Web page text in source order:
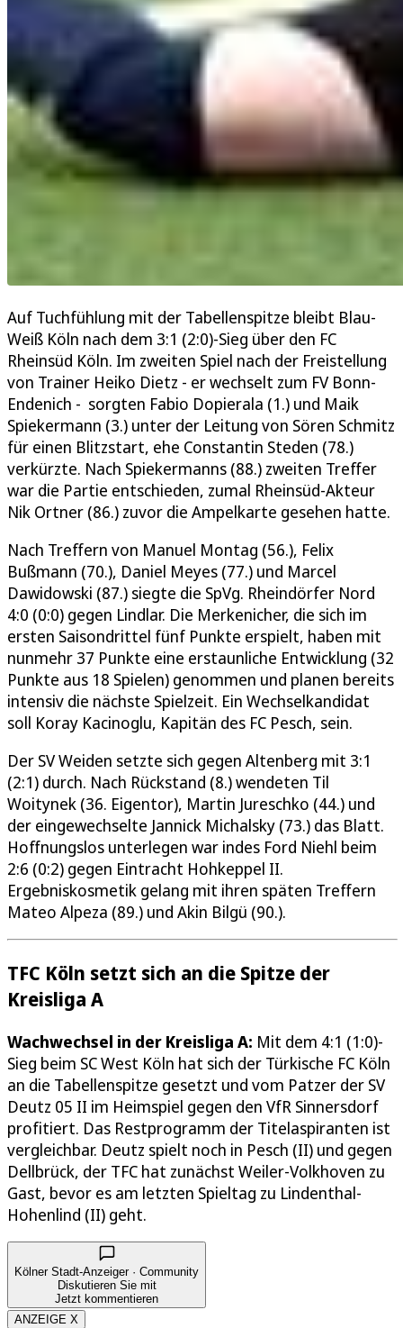
Auf Tuchfühlung mit der Tabellenspitze bleibt Blau-
Weiß Köln nach dem 3:1 (2:0)-Sieg über den FC
Rheinsüd Köln. Im zweiten Spiel nach der Freistellung
von Trainer Heiko Dietz - er wechselt zum FV Bonn-
Endenich - sorgten Fabio Dopierala (1.) und Maik
Spiekermann (3.) unter der Leitung von Sören Schmitz
für einen Blitzstart, ehe Constantin Steden (78.)
verkürzte. Nach Spiekermanns (88.) zweiten Treffer
war die Partie entschieden, zumal Rheinsüd-Akteur
Nik Ortner (86.) zuvor die Ampelkarte gesehen hatte.
Nach Treffern von Manuel Montag (56.), Felix
Bußmann (70.), Daniel Meyes (77.) und Marcel
Dawidowski (87.) siegte die SpVg. Rheindörfer Nord
4:0 (0:0) gegen Lindlar. Die Merkenicher, die sich im
ersten Saisondrittel fünf Punkte erspielt, haben mit
nunmehr 37 Punkte eine erstaunliche Entwicklung (32
Punkte aus 18 Spielen) genommen und planen bereits
intensiv die nächste Spielzeit. Ein Wechselkandidat
soll Koray Kacinoglu, Kapitän des FC Pesch, sein.
Der SV Weiden setzte sich gegen Altenberg mit 3:1
(2:1) durch. Nach Rückstand (8.) wendeten Til
Woitynek (36. Eigentor), Martin Jureschko (44.) und
der eingewechselte Jannick Michalsky (73.) das Blatt.
Hoffnungslos unterlegen war indes Ford Niehl beim
2:6 (0:2) gegen Eintracht Hohkeppel II.
Ergebniskosmetik gelang mit ihren späten Treffern
Mateo Alpeza (89.) und Akin Bilgü (90.).
TFC Köln setzt sich an die Spitze der
Kreisliga A
Wachwechsel in der Kreisliga A: Mit dem 4:1 (1:0)-
Sieg beim SC West Köln hat sich der Türkische FC Köln
an die Tabellenspitze gesetzt und vom Patzer der SV
Deutz 05 II im Heimspiel gegen den VfR Sinnersdorf
profitiert. Das Restprogramm der Titelaspiranten ist
vergleichbar. Deutz spielt noch in Pesch (II) und gegen
Dellbrück, der TFC hat zunächst Weiler-Volkhoven zu
Gast, bevor es am letzten Spieltag zu Lindenthal-
Hohenlind (II) geht.
Kölner Stadt-Anzeiger · Community
Diskutieren Sie mit
Jetzt kommentieren
ANZEIGE X